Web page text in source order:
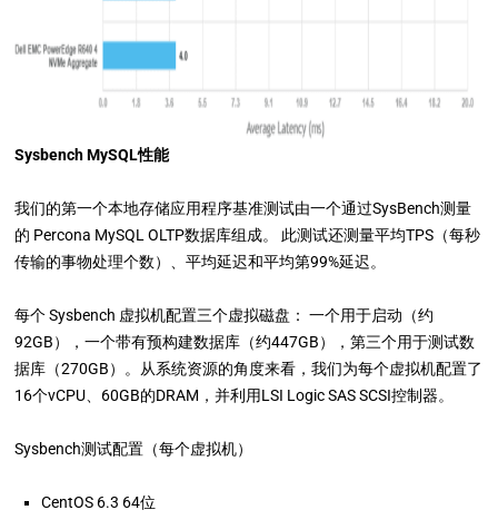
Sysbench MySQL性能
我们的第一个本地存储应用程序基准测试由一个通过SysBench测量
的 Percona MySQL OLTP数据库组成。 此测试还测量平均TPS（每秒
传输的事物处理个数）、平均延迟和平均第99%延迟。
每个 Sysbench 虚拟机配置三个虚拟磁盘： 一个用于启动（约
92GB），一个带有预构建数据库（约447GB），第三个用于测试数
据库（270GB）。从系统资源的角度来看，我们为每个虚拟机配置了
16个vCPU、60GB的DRAM，并利用LSI Logic SAS SCSI控制器。
Sysbench测试配置（每个虚拟机）
CentOS 6.3 64位